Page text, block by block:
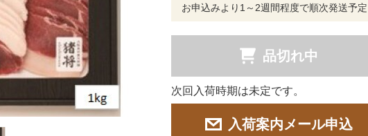
お申込みより1～2週間程度で順次発送予
品切れ中
次回入荷時期は未定です。
入荷案内メール申込